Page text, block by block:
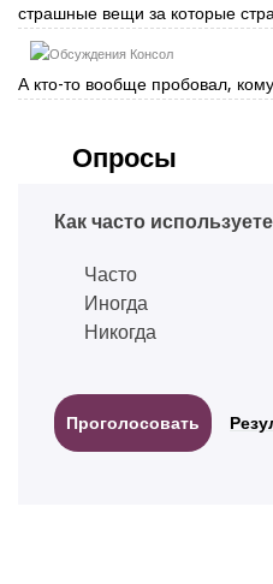
страшные вещи за которые
Консол
А кто-то вообще пробовал,
Опросы
Как часто
Часто
Иногда
Никогда